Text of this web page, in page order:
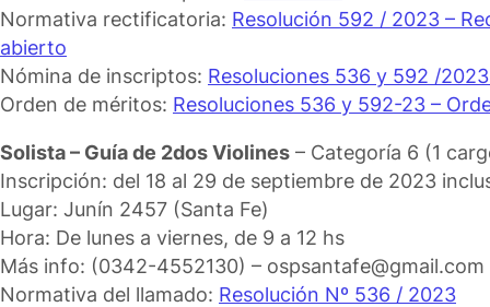
Normativa rectificatoria: Resolución 592 / 2023 –
abierto
Nómina de inscriptos: Resoluciones 536 y 592 /
Orden de méritos: Resoluciones 536 y 592-23 –
Solista – Guía de 2dos Violines – Categoría 6 (1
Inscripción: del 18 al 29 de septiembre de 2023
Lugar: Junín 2457 (Santa Fe)
Hora: De lunes a viernes, de 9 a 12 hs
Más info: (0342-4552130) – ospsantafe@gmail.com
Normativa del llamado: Resolución Nº 536 / 2023